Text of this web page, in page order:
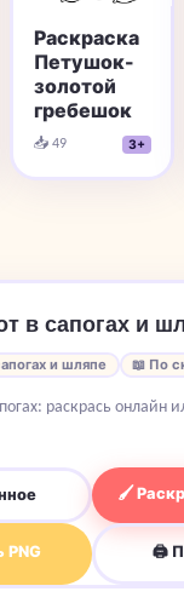
Раскраска
Петушок-
золотой
гребешок
📥 49 3+
в сапогах и
и шляпе 📖 По
раскрась онлайн
🖌
PNG 🖨